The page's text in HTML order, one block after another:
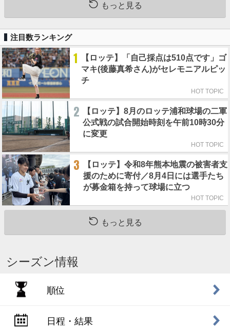
もっと見る
注目数ランキング
1
【ロッテ】「自己採点は510点です」ゴ
マキ(後藤真希さん)がセレモニアルピッ
チ
HOT TOPIC
2
【ロッテ】8月のロッテ浦和球場の二軍
公式戦の試合開始時刻を午前10時30分
に変更
HOT TOPIC
3
【ロッテ】令和8年熊本地震の被害者支
援のために寄付／8月4日には選手たち
が募金箱を持って球場に立つ
HOT TOPIC
もっと見る
シーズン情報
順位
日程・結果